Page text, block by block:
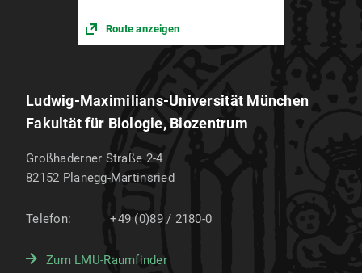
Route anzeigen
Ludwig-Maximilians-Universität München
Fakultät für Biologie, Biozentrum
Großhaderner Straße 2-4
82152 Planegg-Martinsried
Telefon: +49 (0)89 / 2180-0
Zum LMU-Raumfinder